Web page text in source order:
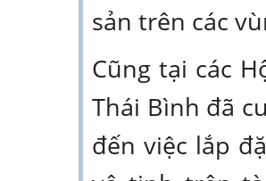
sản trên các
Cũng tại các
Thái Bình đã
đến việc lắp